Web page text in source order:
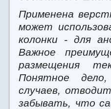
Применена
может
колонки - для
Важное
размещения
Понятное
случаев,
забывать, что